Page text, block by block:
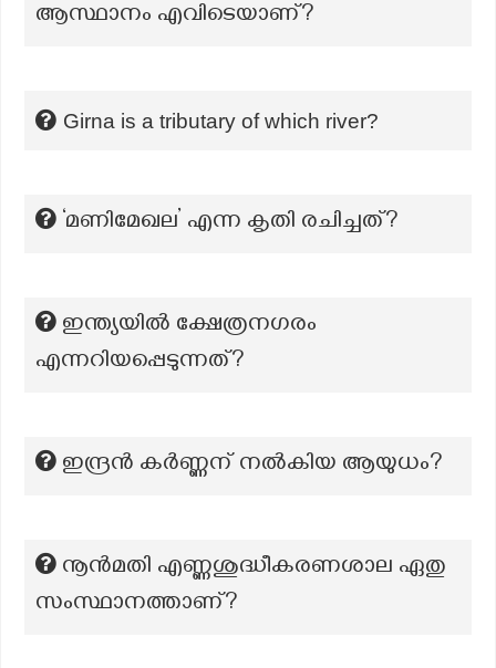
ആസ്ഥാനം എവിടെയാണ്?
Girna is a tributary of which river?
‘മണിമേഖല’ എന്ന കൃതി രചിച്ചത്?
ഇന്ത്യയിൽ ക്ഷേത്രനഗരം
എന്നറിയപ്പെടുന്നത്?
ഇന്ദ്രൻ കർണ്ണന് നൽകിയ ആയുധം?
നൂൻമതി എണ്ണശുദ്ധീകരണശാല ഏതു
സംസ്ഥാനത്താണ്?